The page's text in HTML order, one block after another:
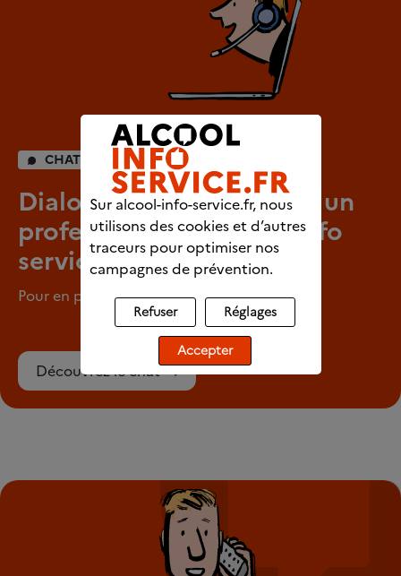
CHAT INDIVIDUEL
Dialoguez en direct avec un
professionnel d’Alcool info
service
Pour en parler en tout anonymat
Découvrez le chat
Sur alcool-info-service.fr, nous
utilisons des cookies et d’autres
traceurs pour optimiser nos
campagnes de prévention.
Refuser Réglages
Accepter